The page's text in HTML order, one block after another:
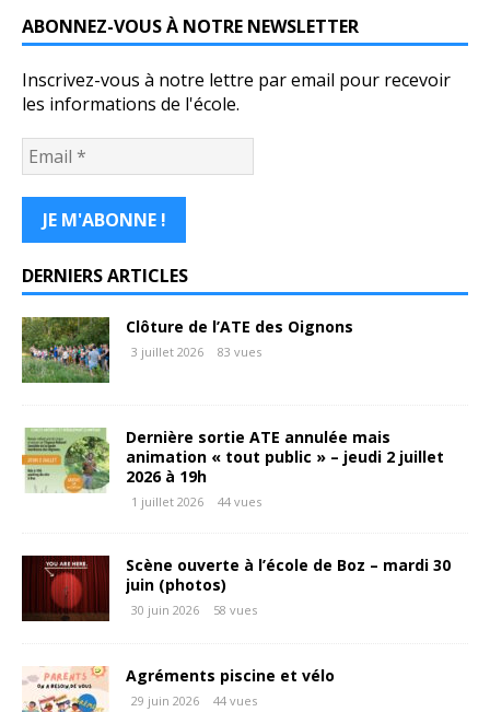
ABONNEZ-VOUS À NOTRE NEWSLETTER
Inscrivez-vous à notre lettre par email pour recevoir
les informations de l'école.
DERNIERS ARTICLES
Clôture de l’ATE des Oignons
3 juillet 2026 83 vues
Dernière sortie ATE annulée mais
animation « tout public » – jeudi 2 juillet
2026 à 19h
1 juillet 2026 44 vues
Scène ouverte à l’école de Boz – mardi 30
juin (photos)
30 juin 2026 58 vues
Agréments piscine et vélo
29 juin 2026 44 vues